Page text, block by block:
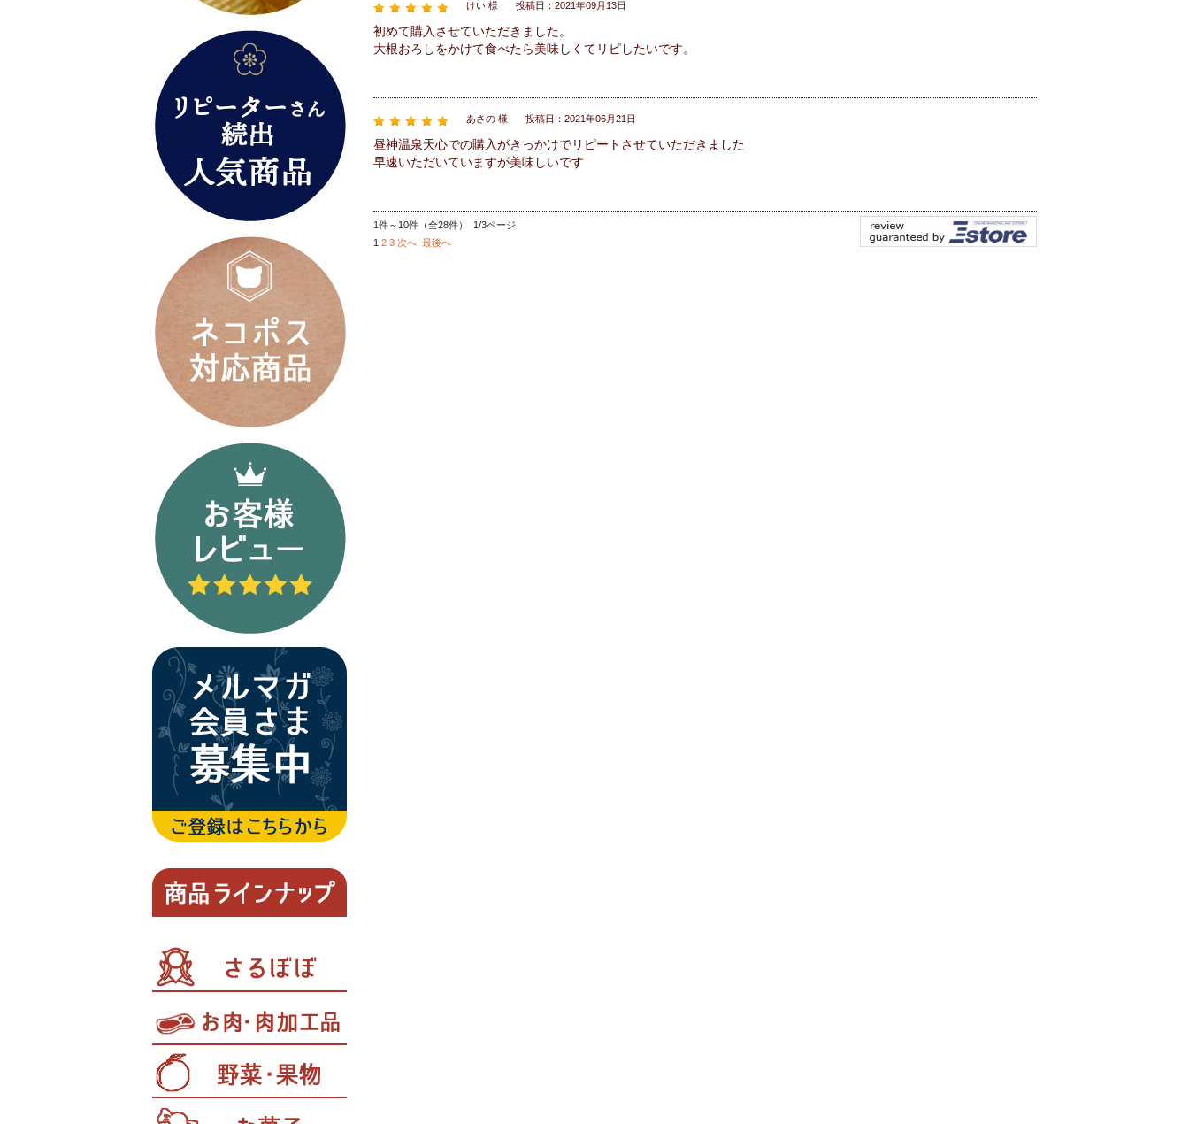
けい 様 投稿日：2021年09月13日
初めて購入させていただきました。
大根おろしをかけて食べたら美味しくてリピしたいです。
あさの 様 投稿日：2021年06月21日
昼神温泉天心での購入がきっかけでリピートさせていただきました
早速いただいていますが美味しいです
1件～10件（全28件） 1/3ページ
1 2 3 次へ 最後へ